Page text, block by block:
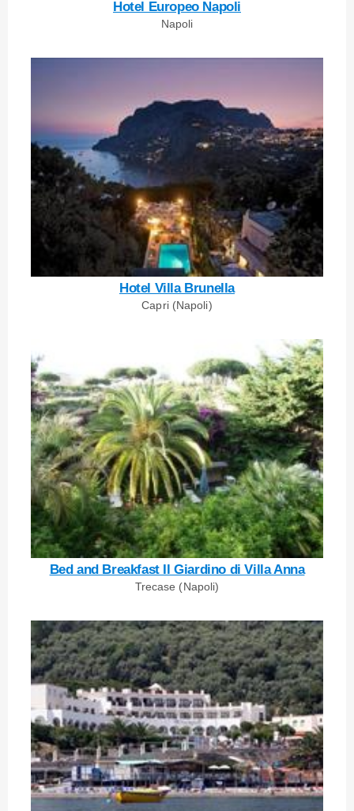
Hotel Europeo Napoli
Napoli
Hotel Villa Brunella
Capri (Napoli)
Bed and Breakfast Il Giardino di Villa Anna
Trecase (Napoli)